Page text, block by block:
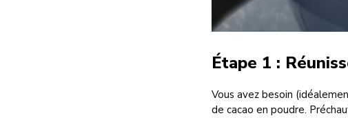
Étape 1 :
Vous avez besoin
de cacao en poudre.